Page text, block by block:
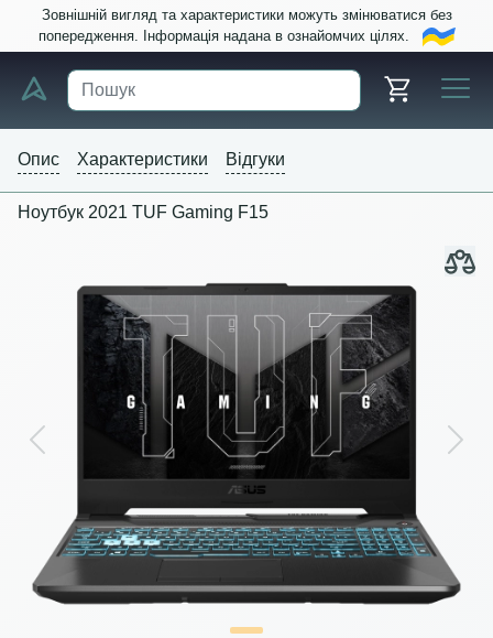
Зовнішній вигляд та характеристики можуть змінюватися без
попередження. Інформація надана в ознайомчих цілях.
Опис Характеристики Відгуки
Ноутбук 2021 TUF Gaming F15
Previous Next